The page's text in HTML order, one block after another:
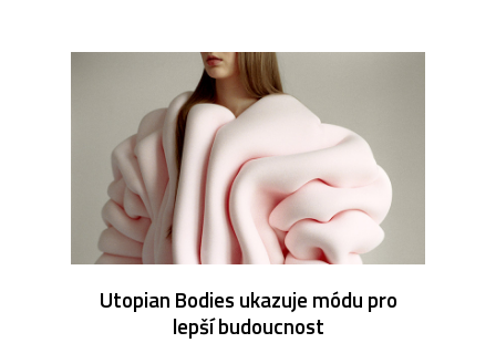
Utopian Bodies ukazuje módu pro
lepší budoucnost